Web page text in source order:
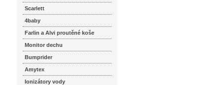
Scarlett
4baby
Farlin a Alvi proutěné koše
Monitor dechu
Bumprider
Amytex
Ionizátory vody